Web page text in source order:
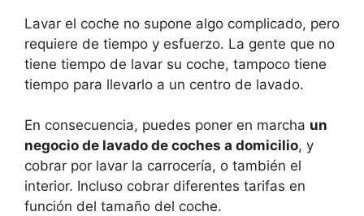
Lavar el coche no supone algo complicado, pero
requiere de tiempo y esfuerzo. La gente que no
tiene tiempo de lavar su coche, tampoco tiene
tiempo para llevarlo a un centro de lavado.
En consecuencia, puedes poner en marcha un
negocio de lavado de coches a domicilio, y
cobrar por lavar la carrocería, o también el
interior. Incluso cobrar diferentes tarifas en
función del tamaño del coche.